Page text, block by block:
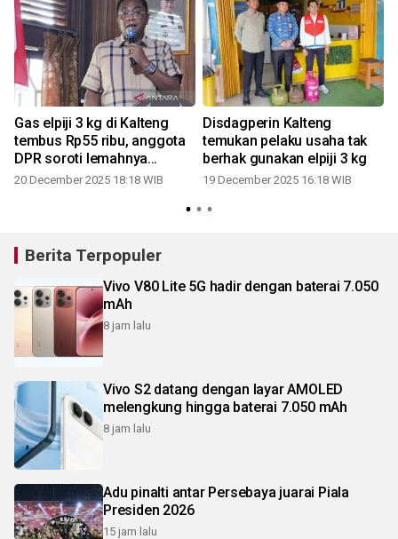
Gas elpiji 3 kg di Kalteng
tembus Rp55 ribu, anggota
DPR soroti lemahnya
pengawasan
20 December 2025 18:18 WIB
Disdagperin Kalteng
temukan pelaku usaha tak
berhak gunakan elpiji 3 kg
19 December 2025 16:18 WIB
Berita Terpopuler
Vivo V80 Lite 5G hadir dengan baterai 7.050
mAh
8 jam lalu
Vivo S2 datang dengan layar AMOLED
melengkung hingga baterai 7.050 mAh
8 jam lalu
Adu pinalti antar Persebaya juarai Piala
Presiden 2026
15 jam lalu